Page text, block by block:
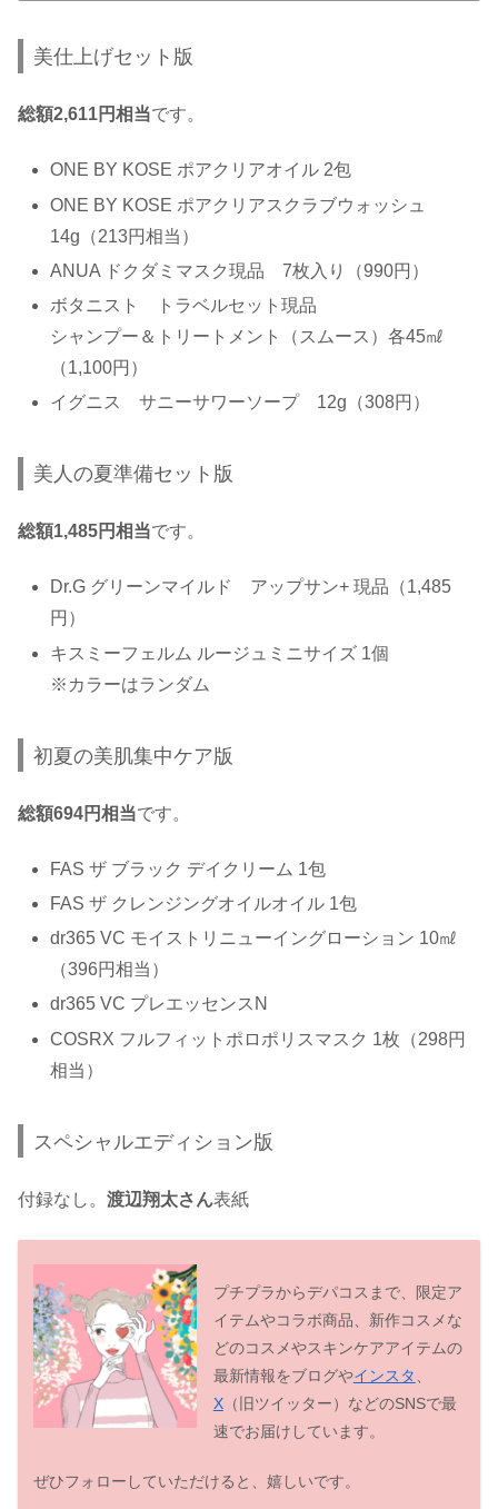
美仕上げセット版
総額2,611円相当です。
ONE BY KOSE ポアクリアオイル 2包
ONE BY KOSE ポアクリアスクラブウォッシュ
14g（213円相当）
ANUA ドクダミマスク現品 7枚入り（990円）
ボタニスト トラベルセット現品
シャンプー＆トリートメント（スムース）各45㎖
（1,100円）
イグニス サニーサワーソープ 12g（308円）
美人の夏準備セット版
総額1,485円相当です。
Dr.G グリーンマイルド アップサン+ 現品（1,485
円）
キスミーフェルム ルージュミニサイズ 1個
※カラーはランダム
初夏の美肌集中ケア版
総額694円相当です。
FAS ザ ブラック デイクリーム 1包
FAS ザ クレンジングオイルオイル 1包
dr365 VC モイストリニューイングローション 10㎖
（396円相当）
dr365 VC プレエッセンスN
COSRX フルフィットポロポリスマスク 1枚（298円
相当）
スペシャルエディション版
付録なし。 渡辺翔太さん表紙
プチプラからデパコスまで、限定ア
イテムやコラボ商品、新作コスメな
どのコスメやスキンケアアイテムの
最新情報をブログやインスタ
X（旧ツイッター）などのSNSで最
速でお届けしています。
ぜひフォローしていただけると、嬉しいです。